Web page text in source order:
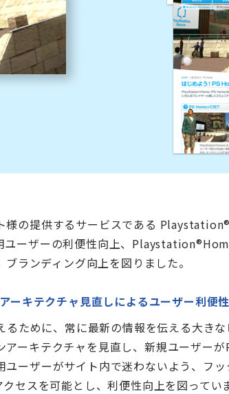
の提供するサービスである
ーザーの利便性向上、
ランディング向上を図りました。
ーキテクチャ見直しによるユーザー利便
ために、常に最新の情報を伝える大き
アーキテクチャを見直し、新規ユーザー
ーザーがサイト内で迷わないよう、フ
セスを可能とし、利便性向上を図っていま